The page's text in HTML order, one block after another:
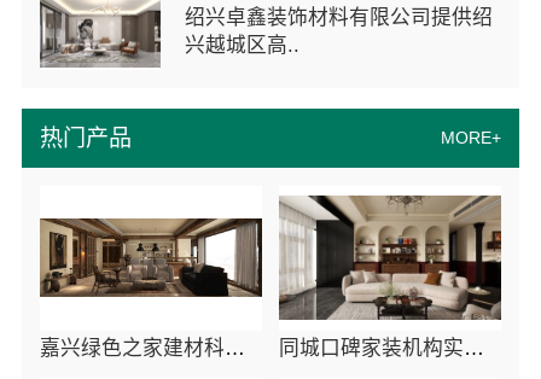
热门产品 MORE+
嘉兴绿色之家建材科技有限公司本市口碑装修服务实惠 同城口碑家装机构实惠，嘉兴绿色之家建材科技
绍兴卓鑫装饰材料有限公司提供绍
兴越城区高..